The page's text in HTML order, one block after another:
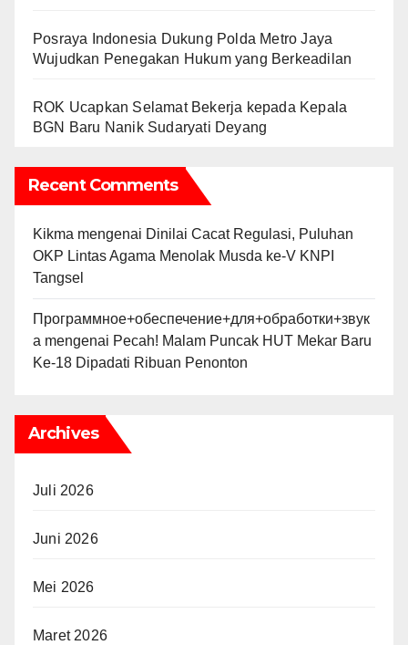
Posraya Indonesia Dukung Polda Metro Jaya
Wujudkan Penegakan Hukum yang Berkeadilan
ROK Ucapkan Selamat Bekerja kepada Kepala
BGN Baru Nanik Sudaryati Deyang
Recent Comments
Kikma mengenai Dinilai Cacat Regulasi, Puluhan
OKP Lintas Agama Menolak Musda ke-V KNPI
Tangsel
Программное+обеспечение+для+обработки+звук
а mengenai Pecah! Malam Puncak HUT Mekar Baru
Ke-18 Dipadati Ribuan Penonton
Archives
Juli 2026
Juni 2026
Mei 2026
Maret 2026